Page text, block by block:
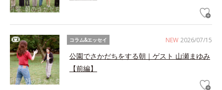
NEW 2026/07/15
コラム&エッセイ
公園でさかだちをする朝｜ゲスト 山瀬まゆみ
【前編】